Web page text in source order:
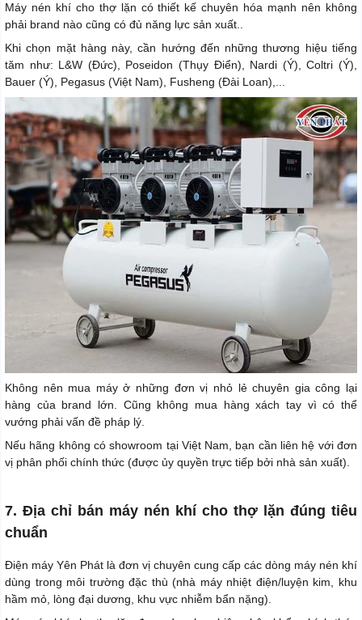
Máy nén khí cho thợ lặn có thiết kế chuyên hóa mạnh nên không
phải brand nào cũng có đủ năng lực sản xuất..
Khi chọn mặt hàng này, cần hướng đến những thương hiệu tiếng
tăm như: L&W (Đức), Poseidon (Thụy Điển), Nardi (Ý), Coltri (Ý),
Bauer (Ý), Pegasus (Việt Nam), Fusheng (Đài Loan),...
Không nên mua máy ở những đơn vị nhỏ lẻ chuyên gia công lại
hàng của brand lớn. Cũng không mua hàng xách tay vì có thể
vướng phải vấn đề pháp lý.
Nếu hãng không có showroom tại Việt Nam, bạn cần liên hệ với đơn
vị phân phối chính thức (được ủy quyền trực tiếp bởi nhà sản xuất).
7. Địa chỉ bán máy nén khí cho thợ lặn đúng tiêu
chuẩn
Điện máy Yên Phát là đơn vị chuyên cung cấp các dòng máy nén khí
dùng trong môi trường đặc thù (nhà máy nhiệt điện/luyện kim, khu
hầm mỏ, lòng đại dương, khu vực nhiễm bẩn nặng).